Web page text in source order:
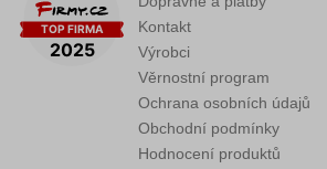
Kontakt
Výrobci
Věrnostní program
Ochrana osobních údajů
Obchodní podmínky
Hodnocení produktů